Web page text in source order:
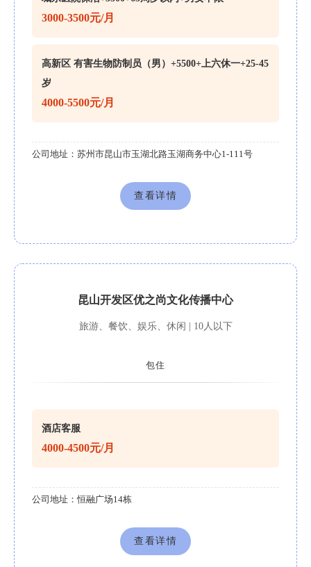
3000-3500元/月
高新区 有害生物防制员（男）+5500+上六休一+25-45
岁
4000-5500元/月
公司地址： 苏州市昆山市玉湖北路玉湖商务中心1-111号
查看详情
昆山开发区优之尚文化传播中心
旅游、餐饮、娱乐、休闲 | 10人以下
包住
酒店客服
4000-4500元/月
公司地址：恒融广场14栋
查看详情